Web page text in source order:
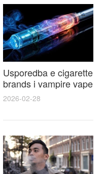
Usporedba e cigarette
brands i vampire vape
za 2026 – vodič s
i najboljim ponudama
2026-02-28